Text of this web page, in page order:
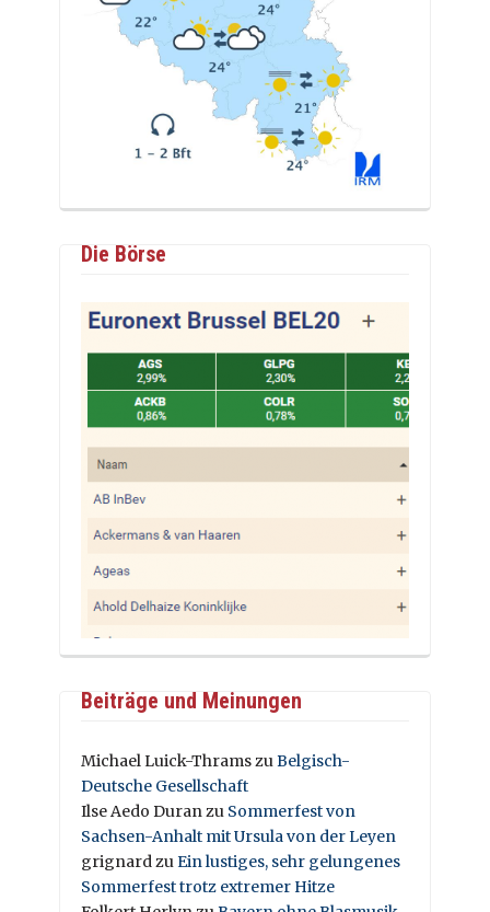
Die Börse
Beiträge und Meinungen
Michael Luick-ThramszuBelgisch-
Deutsche Gesellschaft
Ilse Aedo Duranzu Sommerfest von
Sachsen-Anhalt mit Ursula von der Leyen
grignardzuEin lustiges, sehr gelungenes
Sommerfest trotz extremer Hitze